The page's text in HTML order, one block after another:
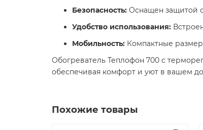
Безопасность: Оснащен защитой
Удобство использования:
Мобильность: Компактные
Обогреватель Теплофон 700 с
обеспечивая комфорт и уют в вашем
Похожие товары